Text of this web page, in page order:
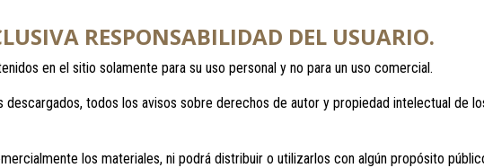
RESPONSABILIDAD DEL USUARIO.
en el sitio solamente para su uso personal y no para un uso comercial.
todos los avisos sobre derechos de autor y propiedad intelectual de
los materiales, ni podrá distribuir o utilizarlos con algún propósito